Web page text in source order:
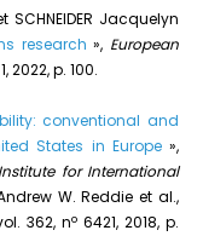
SCHNEIDER Jacquelyn
research », European
1, 2022, p. 100.
conventional and
States in Europe»,
for International
W. Reddie et al.,
362, no6421, 2018, p.